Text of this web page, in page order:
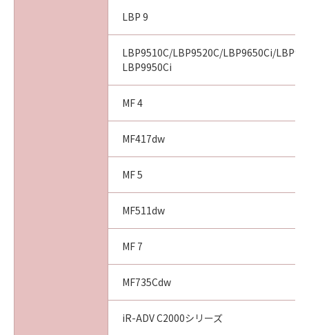
LBP 9
LBP9510C/LBP9520C/LBP9650Ci/
LBP9950Ci
MF 4
MF417dw
MF 5
MF511dw
MF 7
MF735Cdw
iR-ADV C2000シリーズ